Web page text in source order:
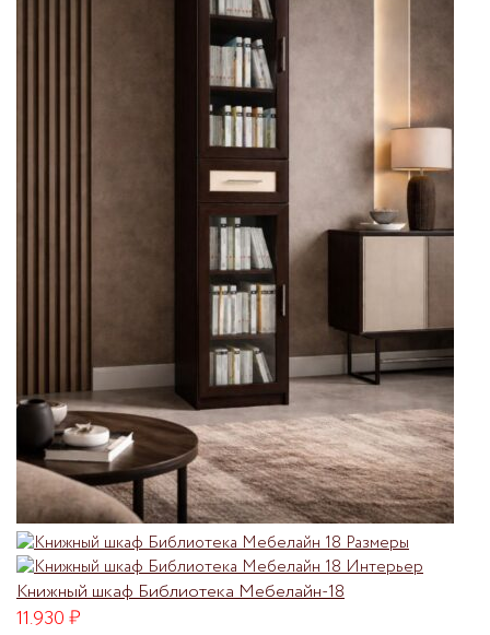
Книжный шкаф Библиотека Мебелайн-18
11.930₽